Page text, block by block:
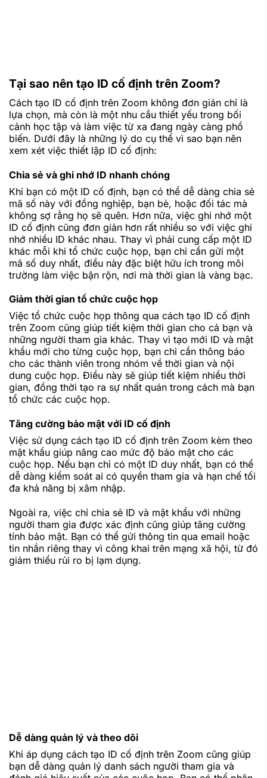
Tại sao nên tạo ID cố định trên Zoom?
Cách tạo ID cố định trên Zoom không đơn giản chỉ là
lựa chọn, mà còn là một nhu cầu thiết yếu trong bối
cảnh học tập và làm việc từ xa đang ngày càng phổ
biến. Dưới đây là những lý do cụ thể vì sao bạn nên
xem xét việc thiết lập ID cố định:
Chia sẻ và ghi nhớ ID nhanh chóng
Khi bạn có một ID cố định, bạn có thể dễ dàng chia sẻ
mã số này với đồng nghiệp, bạn bè, hoặc đối tác mà
không sợ rằng họ sẽ quên. Hơn nữa, việc ghi nhớ một
ID cố định cũng đơn giản hơn rất nhiều so với việc ghi
nhớ nhiều ID khác nhau. Thay vì phải cung cấp một ID
khác mỗi khi tổ chức cuộc họp, bạn chỉ cần gửi một
mã số duy nhất, điều này đặc biệt hữu ích trong môi
trường làm việc bận rộn, nơi mà thời gian là vàng bạc.
Giảm thời gian tổ chức cuộc họp
Việc tổ chức cuộc họp thông qua cách tạo ID cố định
trên Zoom cũng giúp tiết kiệm thời gian cho cả bạn và
những người tham gia khác. Thay vì tạo mới ID và mật
khẩu mới cho từng cuộc họp, bạn chỉ cần thông báo
cho các thành viên trong nhóm về thời gian và nội
dung cuộc họp. Điều này sẽ giúp tiết kiệm nhiều thời
gian, đồng thời tạo ra sự nhất quán trong cách mà bạn
tổ chức các cuộc họp.
Tăng cường bảo mật với ID cố định
Việc sử dụng cách tạo ID cố định trên Zoom kèm theo
mật khẩu giúp nâng cao mức độ bảo mật cho các
cuộc họp. Nếu bạn chỉ có một ID duy nhất, bạn có thể
dễ dàng kiểm soát ai có quyền tham gia và hạn chế tối
đa khả năng bị xâm nhập.
Ngoài ra, việc chỉ chia sẻ ID và mật khẩu với những
người tham gia được xác định cũng giúp tăng cường
tính bảo mật. Bạn có thể gửi thông tin qua email hoặc
tin nhắn riêng thay vì công khai trên mạng xã hội, từ đó
giảm thiểu rủi ro bị lạm dụng.
Dễ dàng quản lý và theo dõi
Khi áp dụng cách tạo ID cố định trên Zoom cũng giúp
bạn dễ dàng quản lý danh sách người tham gia và